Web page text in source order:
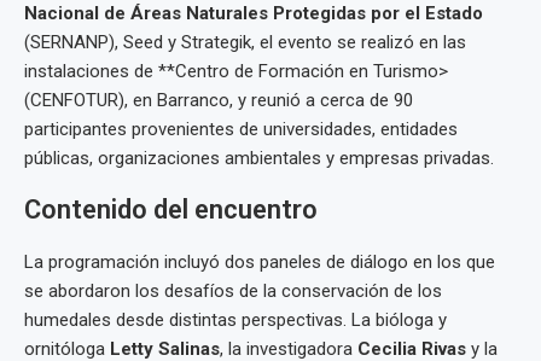
Nacional de Áreas Naturales Protegidas por el Estado
(SERNANP), Seed y Strategik, el evento se realizó en las
instalaciones de **Centro de Formación en Turismo>
(CENFOTUR), en Barranco, y reunió a cerca de 90
participantes provenientes de universidades, entidades
públicas, organizaciones ambientales y empresas privadas.
Contenido del encuentro
La programación incluyó dos paneles de diálogo en los que
se abordaron los desafíos de la conservación de los
humedales desde distintas perspectivas. La bióloga y
ornitóloga Letty Salinas, la investigadora Cecilia Rivas y la